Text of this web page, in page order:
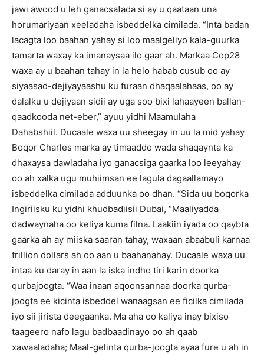
jawi awood u leh ganacsatada si ay u qaataan una
horumariyaan xeeladaha isbeddelka cimilada. “Inta badan
lacagta loo baahan yahay si loo maalgeliyo kala-guurka
tamarta waxay ka imanaysaa ilo gaar ah. Markaa Cop28
waxa ay u baahan tahay in la helo habab cusub oo ay
siyaasad-dejiyayaashu ku furaan dhaqaalahaas, oo ay
dalalku u dejiyaan sidii ay uga soo bixi lahaayeen ballan-
qaadkooda net-eber,” ayuu yidhi Maamulaha
Dahabshiil. Ducaale waxa uu sheegay in uu la mid yahay
Boqor Charles marka ay timaaddo wada shaqaynta ka
dhaxaysa dawladaha iyo ganacsiga gaarka loo leeyahay
oo ah xalka ugu muhiimsan ee lagula dagaallamayo
isbeddelka cimilada adduunka oo dhan. “Sida uu boqorka
Ingiriisku ku yidhi khudbadiisii Dubai, “Maaliyadda
dadwaynaha oo keliya kuma filna. Laakiin iyada oo qaybta
gaarka ah ay miiska saaran tahay, waxaan abaabuli karnaa
trillion dollars ah oo aan u baahanahay. Ducaale waxa uu
intaa ku daray in aan la iska indho tiri karin doorka
qurbajoogta. “Waa inaan aqoonsannaa doorka qurba-
joogta ee kicinta isbeddel wanaagsan ee ficilka cimilada
iyo sii jirista deegaanka. Ma aha oo kaliya inay bixiso
taageero nafo lagu badbaadinayo oo ah qaab
xawaaladaha; Maal-gelinta qurba-joogta ayaa fure u ah in